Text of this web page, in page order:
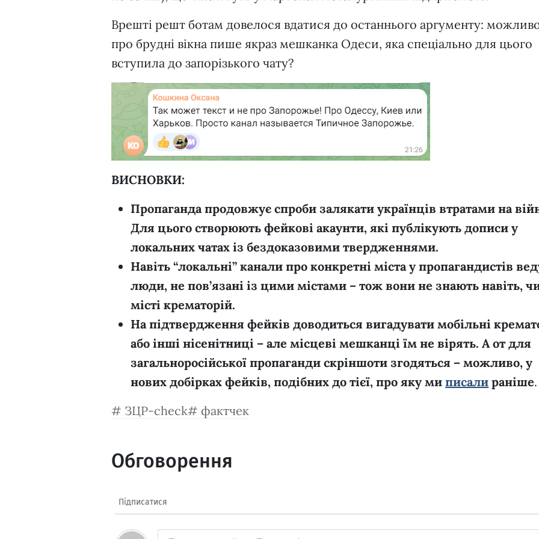
Врешті решт ботам довелося вдатися до останнього аргументу:
про брудні вікна пише якраз мешканка Одеси, яка спеціально для цього
вступила до запорізького чату?
ВИСНОВКИ:
Пропаганда продовжує спроби залякати українців втратами на
Для цього створюють фейкові акаунти, які публікують дописи у
локальних чатах із бездоказовими твердженнями.
Навіть “локальні” канали про конкретні міста у пропагандистів
люди, не пов’язані із цими містами – тож вони не знають навіть,
місті крематорій.
На підтвердження фейків доводиться вигадувати мобільні
або інші нісенітниці – але місцеві мешканці їм не вірять. А от для
загальноросійської пропаганди скріншоти згодяться – можливо, у
нових добірках фейків, подібних до тієї, про яку миписали раніше.
ЗЦР-check
фактчек
Обговорення
Підписатися